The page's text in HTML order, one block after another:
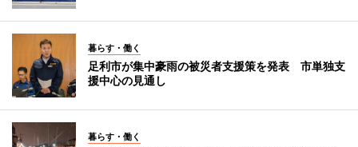
暮らす・働く
足利市が集中豪雨の被災者支援策を発表 市単独支
援中心の見通し
暮らす・働く